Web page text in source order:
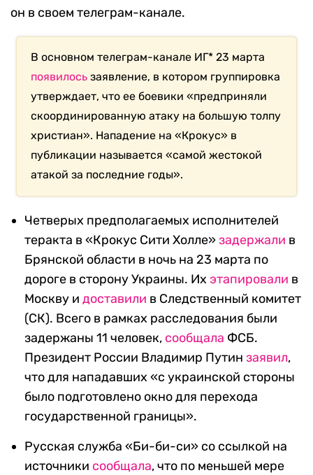
он в своем телеграм-канале.
В основном телеграм-канале ИГ* 23 марта
появилось заявление, в котором группировка
утверждает, что ее боевики «предприняли
скоординированную атаку на большую толпу
христиан». Нападение на «Крокус» в
публикации называется «самой жестокой
атакой за последние годы».
Четверых предполагаемых исполнителей
теракта в «Крокус Сити Холле»задержали в
Брянской области в ночь на 23 марта по
дороге в сторону Украины. Их этапировали в
Москву и доставили в Следственный комитет
(СК). Всего в рамках расследования были
задержаны 11 человек, сообщала ФСБ.
Президент России Владимир Путин заявил,
что для нападавших «с украинской стороны
было подготовлено окно для перехода
государственной границы».
Русская служба «Би-би-си» со ссылкой на
источники сообщала, что по меньшей мере